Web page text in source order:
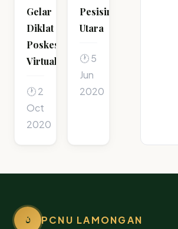
Gelar
Diklat
Poskestren
Virtual
🕐 2
Oct
2020
Pesisir
Utara
🕐 5
Jun
2020
ن PCNU LAMONGAN